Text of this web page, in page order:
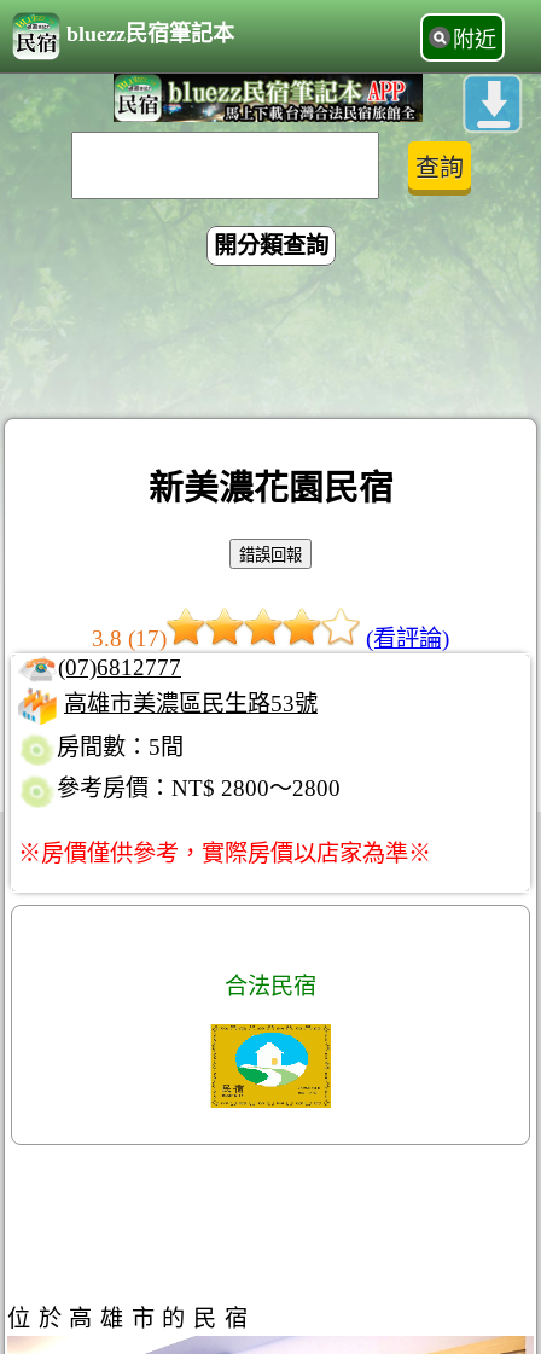
bluezz民宿筆記本 附近
開分類查詢
新美濃花園民宿
3.8 (17)
(看評論)
(07)6812777
高雄市美濃區民生路53號
房間數：5間
參考房價：NT$ 2800～2800
※房價僅供參考，實際房價以店家為準※
合法民宿
位於高雄市的民宿